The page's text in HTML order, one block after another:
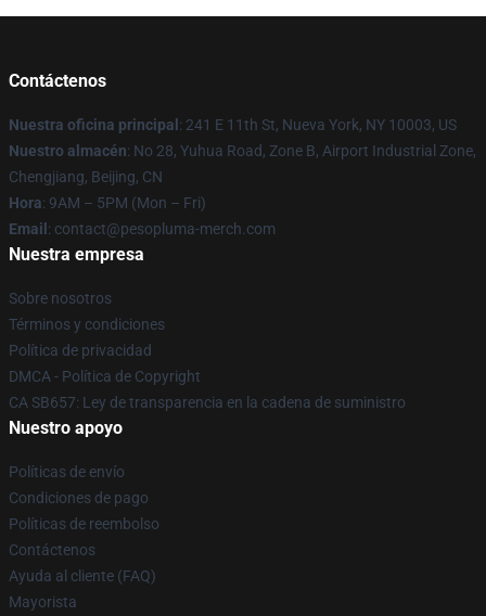
Contáctenos
Nuestra oficina principal : 241 E 11th St, Nueva York, NY 10003, US
Nuestro almacén: No 28, Yuhua Road, Zone B, Airport Industrial Zone,
Chengjiang, Beijing, CN
Hora: 9AM – 5PM (Mon – Fri)
Email : contact@pesopluma-merch.com
Nuestra empresa
Sobre nosotros
Términos y condiciones
Política de privacidad
DMCA - Política de Copyright
CA SB657: Ley de transparencia en la cadena de suministro
Nuestro apoyo
Políticas de envío
Condiciones de pago
Políticas de reembolso
Contáctenos
Ayuda al cliente (FAQ)
Mayorista